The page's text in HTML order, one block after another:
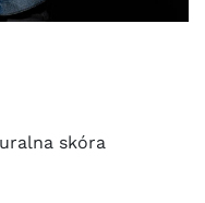
skóra